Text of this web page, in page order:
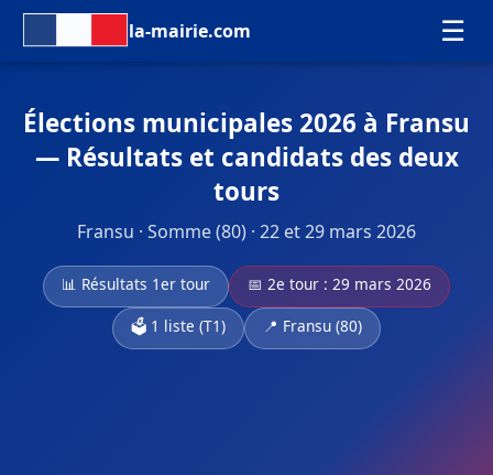
la-mairie.com ☰
Élections municipales 2026 à Fransu
— Résultats et candidats des deux
tours
Fransu · Somme (80) · 22 et 29 mars 2026
📊 Résultats 1er tour
📅 2e tour : 29 mars 2026
🗳️ 1 liste (T1)
📍 Fransu (80)